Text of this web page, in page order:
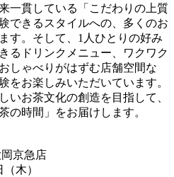
一貫している「こだわりの上質
できるスタイルへの、多くのお
す。そして、1人ひとりの好み
るドリンクメニュー、ワクワク
しゃべりがはずむ店舗空間な
をお楽しみいただいています。
お茶文化の創造を目指して、
の時間」をお届けします。
京急店
木）